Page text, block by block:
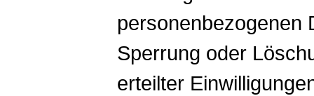
personenbezogenen
Sperrung oder
erteilter